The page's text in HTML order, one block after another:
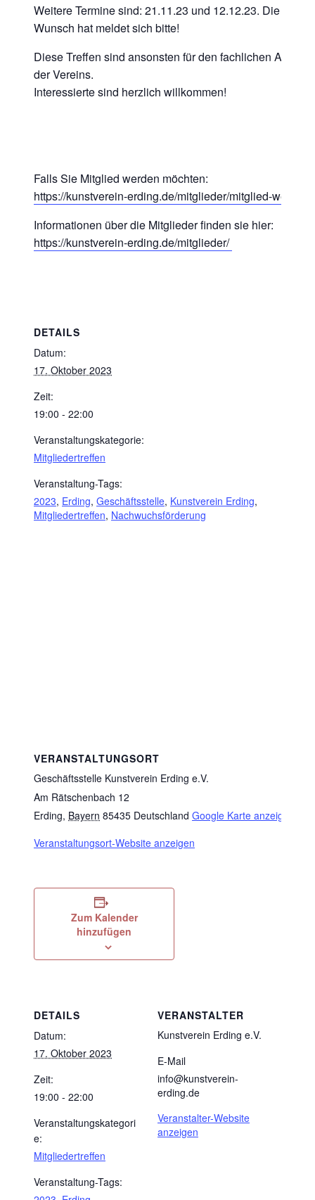
Weitere Termine sind: 21.11.23 und 12.12.23. Die
Wunsch hat meldet sich bitte!
Diese Treffen sind ansonsten für den fachlichen
der Vereins.
Interessierte sind herzlich willkommen!
Falls Sie Mitglied werden möchten:
https://kunstverein-erding.de/mitglieder/mitglied-werden/
Informationen über die Mitglieder finden sie hier:
https://kunstverein-erding.de/mitglieder/
DETAILS
Datum:
17. Oktober 2023
Zeit:
19:00 - 22:00
Veranstaltungskategorie:
Mitgliedertreffen
Veranstaltung-Tags:
2023, Erding, Geschäftsstelle, Kunstverein Erding,
Mitgliedertreffen, Nachwuchsförderung
VERANSTALTUNGSORT
Geschäftsstelle Kunstverein Erding e.V.
Am Rätschenbach 12
Erding, Bayern 85435 Deutschland Google Karte anzeigen
Veranstaltungsort-Website anzeigen
Zum Kalender
hinzufügen
DETAILS
Datum:
17. Oktober 2023
Zeit:
19:00 - 22:00
Veranstaltungskategori
e:
Mitgliedertreffen
Veranstaltung-Tags:
VERANSTALTER
Kunstverein Erding e.V.
E-Mail
info@kunstverein-
erding.de
Veranstalter-Website
anzeigen